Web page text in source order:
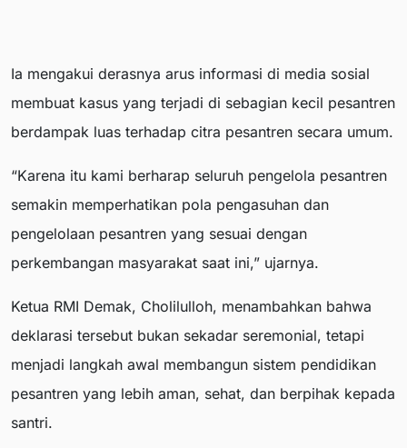
Ia mengakui derasnya arus informasi di media sosial
membuat kasus yang terjadi di sebagian kecil pesantren
berdampak luas terhadap citra pesantren secara umum.
“Karena itu kami berharap seluruh pengelola pesantren
semakin memperhatikan pola pengasuhan dan
pengelolaan pesantren yang sesuai dengan
perkembangan masyarakat saat ini,” ujarnya.
Ketua RMI Demak, Cholilulloh, menambahkan bahwa
deklarasi tersebut bukan sekadar seremonial, tetapi
menjadi langkah awal membangun sistem pendidikan
pesantren yang lebih aman, sehat, dan berpihak kepada
santri.